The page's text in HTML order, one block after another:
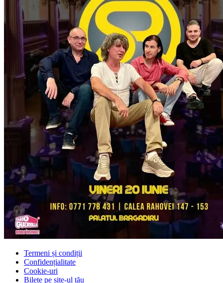
Termeni și condiții
Confidențialitate
Cookie-uri
Bilete pe site-ul tău